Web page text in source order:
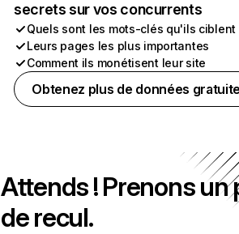
secrets sur vos concurrents
Quels sont les mots-clés qu'ils ciblent
Leurs pages les plus importantes
Comment ils monétisent leur site
Obtenez plus de données
Attends ! Prenons un
de recul.